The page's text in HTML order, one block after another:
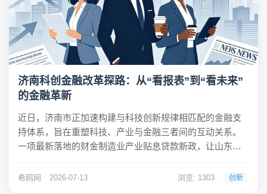
济南科创金融改革探路：从“看报表”到“看未来”
的金融革新
近日，济南市正加速构建与科技创新规律相匹配的金融支
持体系，旨在重塑科技、产业与金融三者间的互动关系。
一项最新落地的财金制造业产业贴息贷款新政，让山东金
用于原材料采购。这笔贷款无需房产或设备抵押，而是依
希鸥网 2026-07-13 浏览: 1303 创新